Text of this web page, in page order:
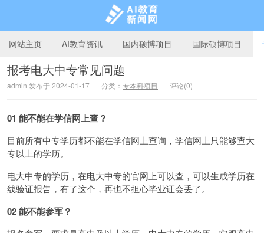
AI教育新闻网
网站主页 AI教育资讯 国内硕博项目 国际硕博项目
报考电大中专常见问题
admin 发布于 2024-01-17 分类： 专本科项目 评论(0)
01 能不能在学信网上查？
目前所有中专学历都不能在学信网上查询，学信网上只能够查大
专以上的学历。
电大中专的学历，在电大中专的官网上可以查，可以生成学历在
线验证报告，有了这个，再也不担心毕业证会丢了。
02能不能参军？